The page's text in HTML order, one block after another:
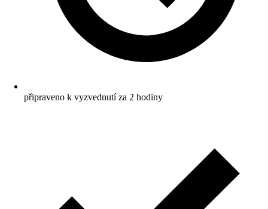
připraveno k vyzvednutí za 2 hodiny